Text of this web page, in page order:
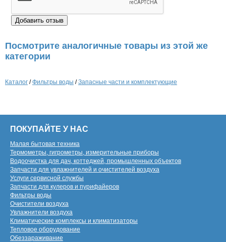
Посмотрите аналогичные товары из этой же
категории
Каталог /Фильтры воды /Запасные части и комплектующие
ПОКУПАЙТЕ У НАС
Малая бытовая техника
Термометры, гигрометры, измерительные приборы
Водоочистка для дач, коттеджей, промышленных объектов
Запчасти для увлажнителей и очистителей воздуха
Услуги сервисной службы
Запчасти для кулеров и пурифайеров
Фильтры воды
Очистители воздуха
Увлажнители воздуха
Климатические комплексы и климатизаторы
Тепловое оборудование
Обеззараживание